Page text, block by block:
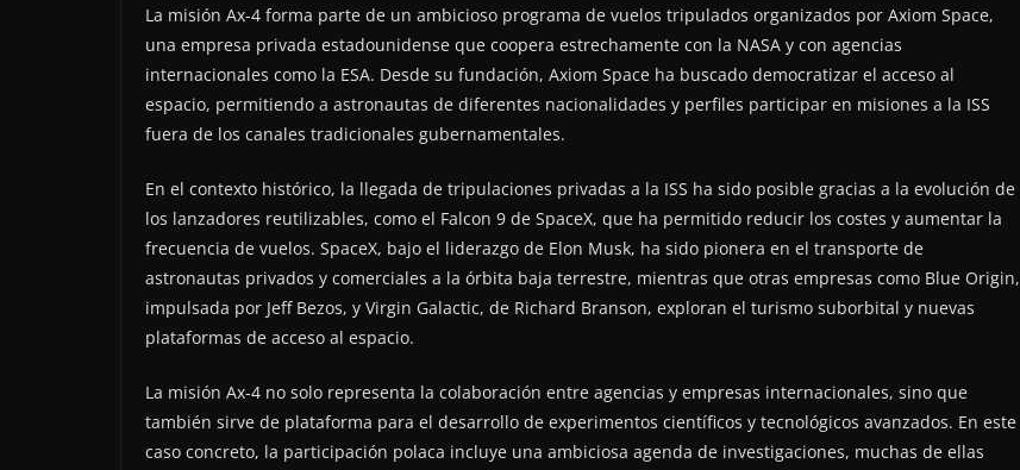
La misión Ax-4 forma parte de un ambicioso programa de vuelos tripulados organizados por Axiom Space,
una empresa privada estadounidense que coopera estrechamente con la NASA y con agencias
internacionales como la ESA. Desde su fundación, Axiom Space ha buscado democratizar el acceso al
espacio, permitiendo a astronautas de diferentes nacionalidades y perfiles participar en misiones a la ISS
fuera de los canales tradicionales gubernamentales.
En el contexto histórico, la llegada de tripulaciones privadas a la ISS ha sido posible gracias a la evolución de
los lanzadores reutilizables, como el Falcon 9 de SpaceX, que ha permitido reducir los costes y aumentar la
frecuencia de vuelos. SpaceX, bajo el liderazgo de Elon Musk, ha sido pionera en el transporte de
astronautas privados y comerciales a la órbita baja terrestre, mientras que otras empresas como Blue Origin,
impulsada por Jeff Bezos, y Virgin Galactic, de Richard Branson, exploran el turismo suborbital y nuevas
plataformas de acceso al espacio.
La misión Ax-4 no solo representa la colaboración entre agencias y empresas internacionales, sino que
también sirve de plataforma para el desarrollo de experimentos científicos y tecnológicos avanzados. En este
caso concreto, la participación polaca incluye una ambiciosa agenda de investigaciones, muchas de ellas